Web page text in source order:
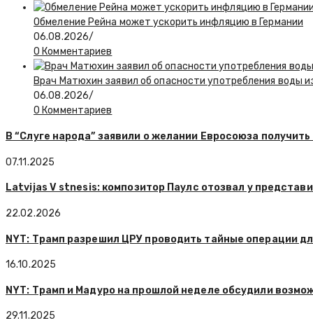
Обмеление Рейна может ускорить инфляцию в Германии
06.08.2026/
0 Комментариев
Врач Матюхин заявил об опасности употребления воды
06.08.2026/
0 Комментариев
В “Слуге народа” заявили о желании Евросоюза
07.11.2025
Latvijas V stnesis: композитор Паулс отозвал у
22.02.2026
NYT: Трамп разрешил ЦРУ проводить тайные операции
16.10.2025
NYT: Трамп и Мадуро на прошлой неделе обсудили
29.11.2025